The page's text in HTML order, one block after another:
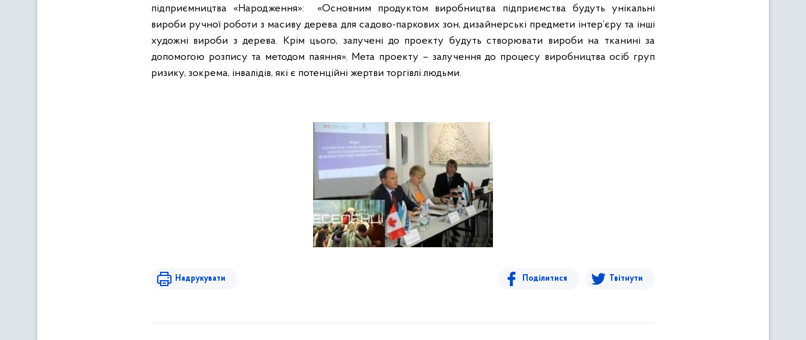
підприємництва «Народження»:
«Основним продуктом виробництва підприємства будуть унікальні
вироби ручної роботи з масиву дерева для садово-паркових зон, дизайнерські предмети інтер’єру та інші
художні вироби з дерева. Крім цього, залучені до проекту будуть створювати вироби на тканині за
допомогою розпису та методом паяння». Мета проекту – залучення до процесу виробництва осіб груп
ризику, зокрема, інвалідів, які є потенційні жертви торгівлі людьми.
Надрукувати Поділитися Твітнути